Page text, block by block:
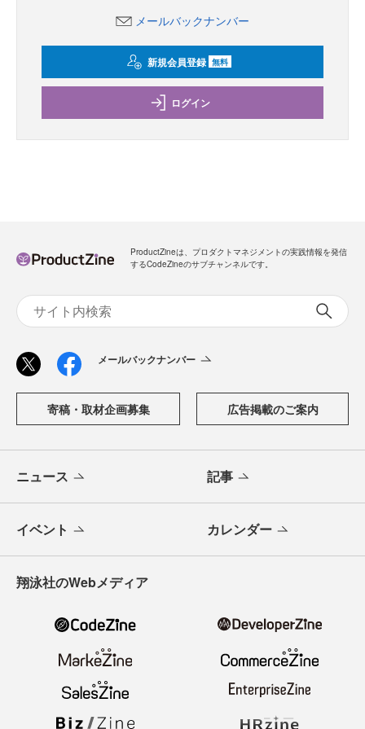
メールバックナンバー
新規会員登録 無料
ログイン
ProductZineは、プロダクトマネジメントの実践情報を発信
するCodeZineのサブチャンネルです。
メールバックナンバー
寄稿・取材企画募集 広告掲載のご案内
ニュース 記事
イベント カレンダー
翔泳社のWebメディア